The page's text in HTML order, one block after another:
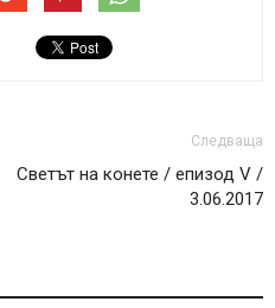
Следваща
Светът на конете / епизод V /
3.06.2017